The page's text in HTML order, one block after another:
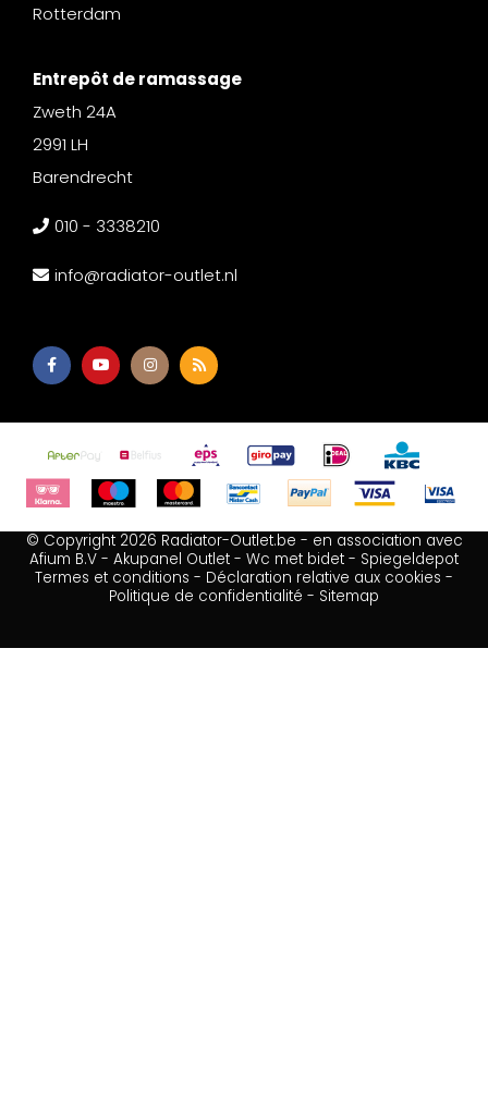
Rotterdam
Entrepôt de ramassage
Zweth 24A
2991 LH
Barendrecht
010 - 3338210
info@radiator-outlet.nl
© Copyright 2026 Radiator-Outlet.be - en association avec
Afium B.V - Akupanel Outlet - Wc met bidet - Spiegeldepot
Termes et conditions - Déclaration relative aux cookies -
Politique de confidentialité - Sitemap